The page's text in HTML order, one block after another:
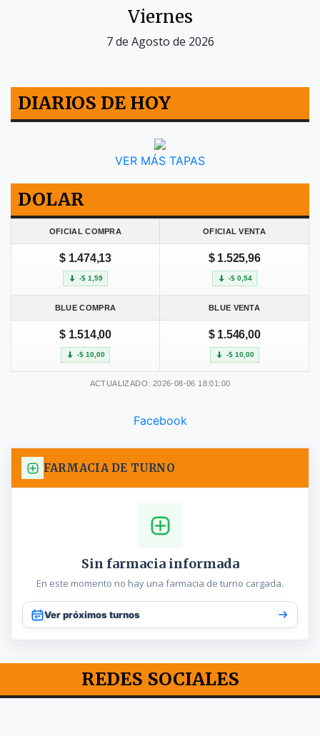
Viernes
7 de Agosto de 2026
DIARIOS DE HOY
VER MÁS TAPAS
DOLAR
OFICIAL COMPRA OFICIAL VENTA
$ 1.474,13
-$ 1,59
$ 1.525,96
-$ 0,54
BLUE COMPRA BLUE VENTA
$ 1.514,00
-$ 10,00
$ 1.546,00
-$ 10,00
ACTUALIZADO: 2026-08-06 18:01:00
Facebook
FARMACIA DE TURNO
Sin farmacia informada
En este momento no hay una farmacia de turno cargada.
Ver próximos turnos
REDES SOCIALES